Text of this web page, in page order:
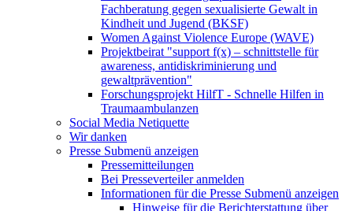
Fachberatung gegen sexualisierte Gewalt in
Kindheit und Jugend (BKSF)
Women Against Violence Europe (WAVE)
Projektbeirat "support f(x) – schnittstelle für
awareness, antidiskriminierung und
gewaltprävention"
Forschungsprojekt HilfT - Schnelle Hilfen in
Traumaambulanzen
Social Media Netiquette
Wir danken
Presse Submenü anzeigen
Pressemitteilungen
Bei Presseverteiler anmelden
Informationen für die Presse Submenü anzeigen
Hinweise für die Berichterstattung über